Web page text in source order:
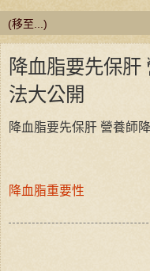
降血脂要先保肝
法大公開
降血脂要先保肝 營養師
降血脂重要性